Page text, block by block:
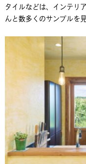
タイルなどは、インテリ
んと数多くのサンプルを